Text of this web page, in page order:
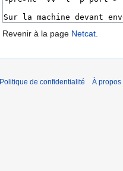
Revenir à la page Netcat
Politique de confidentialité À propos